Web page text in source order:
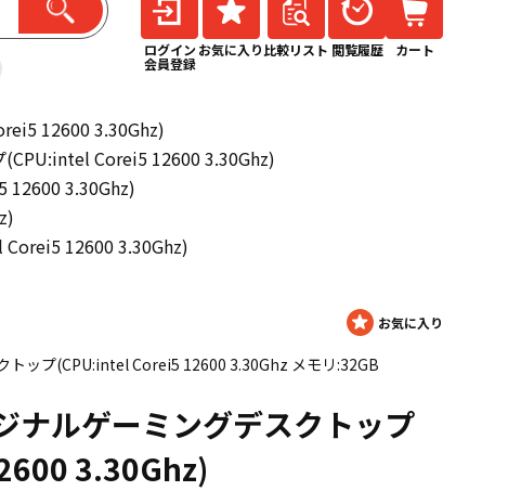
ログイン
会員登録
お気に入り 比較リスト 閲覧履歴 カート
12600 3.30Ghz)
(CPU:intel Corei5 12600 3.30Ghz)
12600 3.30Ghz)
12600 3.30Ghz)
トップ(CPU:intel Corei5 12600 3.30Ghz メモリ:32GB
ナルゲーミングデスクトップ
3.30Ghz)